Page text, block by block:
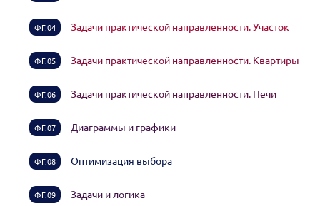
ФГ.04 Задачи практической направленности. Участок
ФГ.05 Задачи практической направленности. Квартиры
ФГ.06 Задачи практической направленности. Печи
ФГ.07 Диаграммы и графики
ФГ.08 Оптимизация выбора
ФГ.09 Задачи и логика